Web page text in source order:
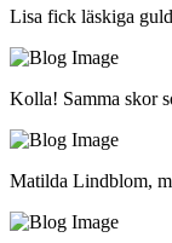
Lisa fick läskiga
Kolla! Samma skor
Matilda Lindblom,